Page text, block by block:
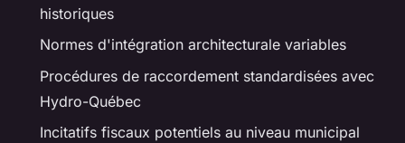
historiques
Normes d'intégration architecturale variables
Procédures de raccordement standardisées avec
Hydro-Québec
Incitatifs fiscaux potentiels au niveau municipal